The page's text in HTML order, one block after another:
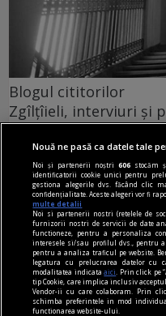
Blogul cititorilor
Zgîlțîieli, interviuri și
Un liceu uriaș, unde
verificare strictă și
între 12 și 17 ani.
Mihaela ARDELEAN
Nouă ne pasă ca datele tale
Noi și partenerii noștri606 stocăm
identificatorii cookie unici pentru
gestiona alegerile dvs. făcând clic
confidențialitate. Aceste alegeri vor fi
multe detalii
Noi si partenerii nostri (retelele de
furnizorii nostri de servicii de date
functioneze, pentru a personaliza
interesele si/sau profilul dvs., pentru
pentru a analiza traficul pe website.
legatura cu prelucrarea datelor cu
modalitatea indicataaici
. Prin click pe
tip Cookie, care implica inclusiv
Vendor-ii cu care colaboram. Prin click
schimba preferintele in mod
functionarea website-ului.